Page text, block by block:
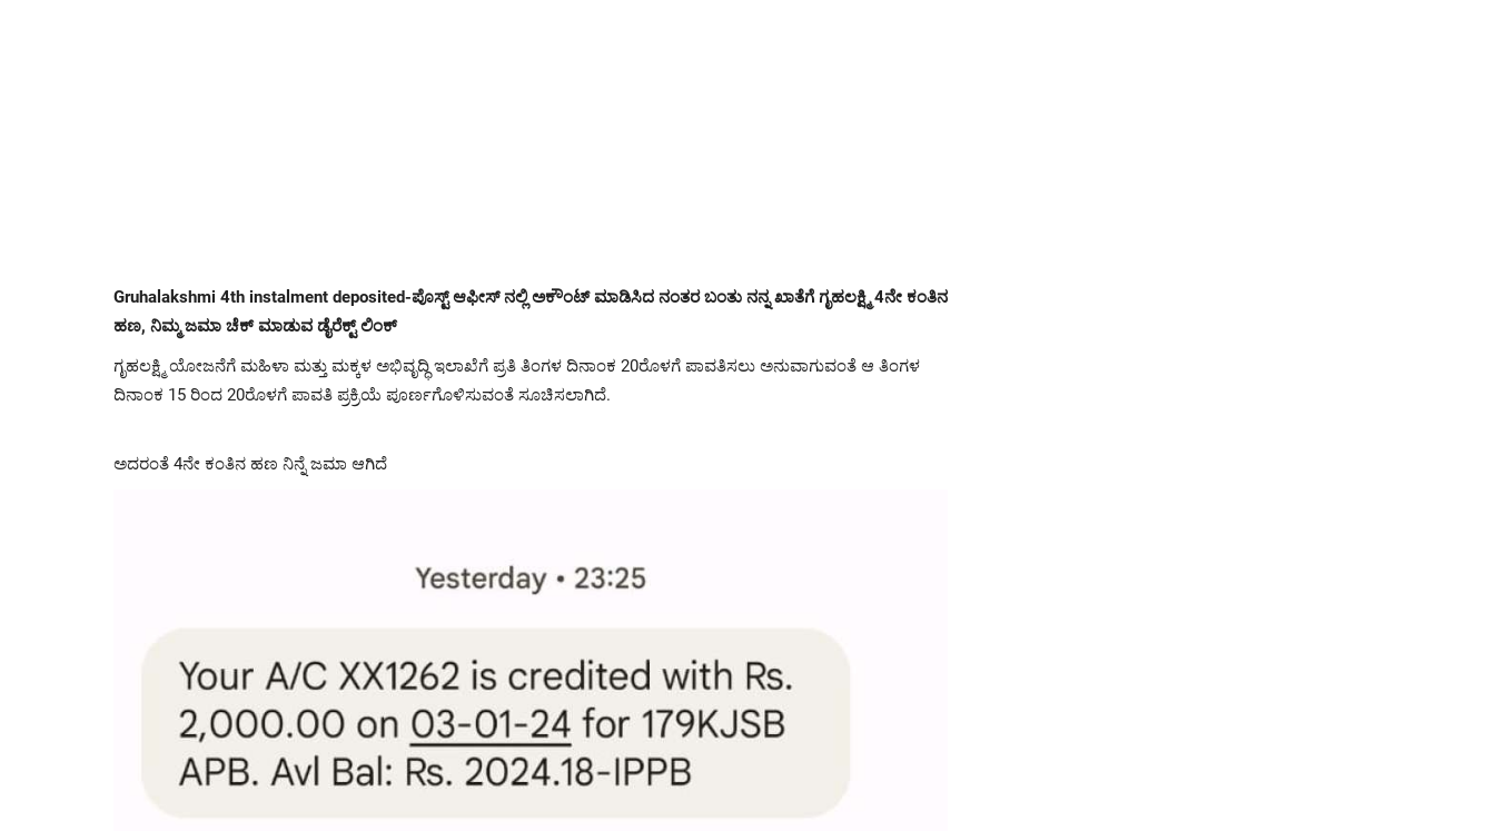
Gruhalakshmi 4th instalment deposited-ಪೊಸ್ಟ್ ಆಫೀಸ್ ನಲ್ಲಿ ಅಕೌಂಟ್ ಮಾಡಿಸಿದ ನಂತರ ಬಂತು ನನ್ನ ಖಾತೆಗೆ ಗೃಹಲಕ್ಷ್ಮಿ 4ನೇ ಕಂತಿನ
ಹಣ, ನಿಮ್ಮ ಜಮಾ ಚೆಕ್ ಮಾಡುವ ಡೈರೆಕ್ಟ್ ಲಿಂಕ್
ಗೃಹಲಕ್ಷ್ಮಿ ಯೋಜನೆಗೆ ಮಹಿಳಾ ಮತ್ತು ಮಕ್ಕಳ ಅಭಿವೃದ್ಧಿ ಇಲಾಖೆಗೆ ಪ್ರತಿ ತಿಂಗಳ ದಿನಾಂಕ 20ರೊಳಗೆ ಪಾವತಿಸಲು ಅನುವಾಗುವಂತೆ ಆ ತಿಂಗಳ
ದಿನಾಂಕ 15 ರಿಂದ 20ರೊಳಗೆ ಪಾವತಿ ಪ್ರಕ್ರಿಯೆ ಪೂರ್ಣಗೊಳಿಸುವಂತೆ ಸೂಚಿಸಲಾಗಿದೆ.
ಅದರಂತೆ 4ನೇ ಕಂತಿನ ಹಣ ನಿನ್ನೆ ಜಮಾ ಆಗಿದೆ